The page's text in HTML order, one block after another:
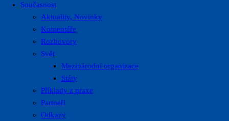
Současnost
Aktuality, Novinky
Komentáře
Rozhovory
Svět
Mezinárodní organizace
Státy
Příklady z praxe
Partneři
Odkazy